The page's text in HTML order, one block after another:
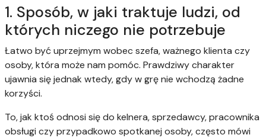
1. Sposób, w jaki traktuje ludzi, od
których niczego nie potrzebuje
Łatwo być uprzejmym wobec szefa, ważnego klienta czy
osoby, która może nam pomóc. Prawdziwy charakter
ujawnia się jednak wtedy, gdy w grę nie wchodzą żadne
korzyści.
To, jak ktoś odnosi się do kelnera, sprzedawcy, pracownika
obsługi czy przypadkowo spotkanej osoby, często mówi